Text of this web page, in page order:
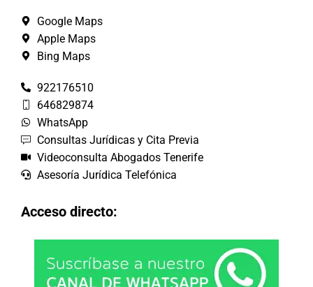
Google Maps
Apple Maps
Bing Maps
922176510
646829874
WhatsApp
Consultas Jurídicas y Cita Previa
Videoconsulta Abogados Tenerife
Asesoría Jurídica Telefónica
Acceso directo: